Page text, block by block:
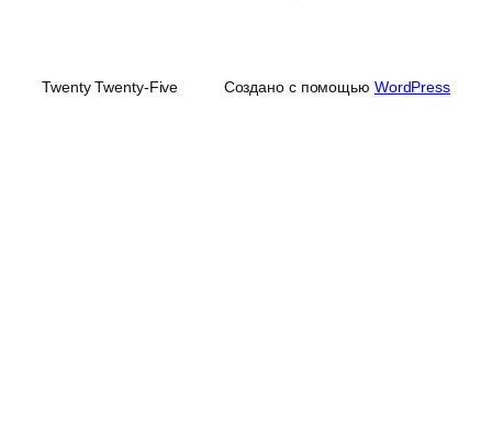
Twenty Twenty-Five Создано с помощью WordPress